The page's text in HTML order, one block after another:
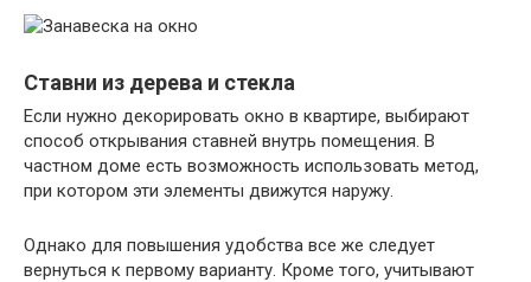
Ставни из дерева и стекла
Если нужно декорировать окно в квартире, выбирают
способ открывания ставней внутрь помещения. В
частном доме есть возможность использовать метод,
при котором эти элементы движутся наружу.
Однако для повышения удобства все же следует
вернуться к первому варианту. Кроме того, учитывают